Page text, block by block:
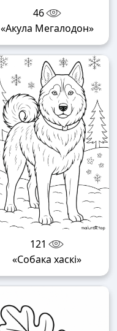
46
«Акула Мегалодон»
121
«Собака хаскі»